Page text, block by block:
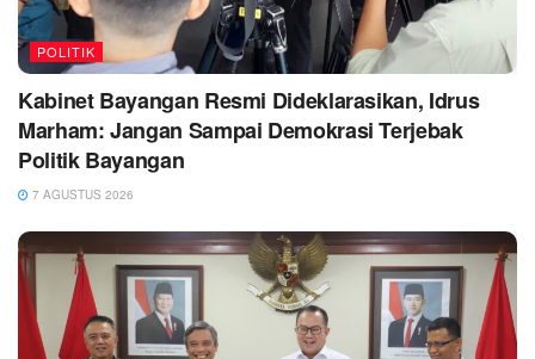
POLITIK
Kabinet Bayangan Resmi Dideklarasikan, Idrus
Marham: Jangan Sampai Demokrasi Terjebak
Politik Bayangan
7 AGUSTUS 2026